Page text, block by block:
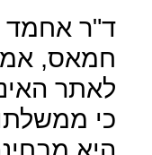
ד"ר אחמד
לאתר
כי